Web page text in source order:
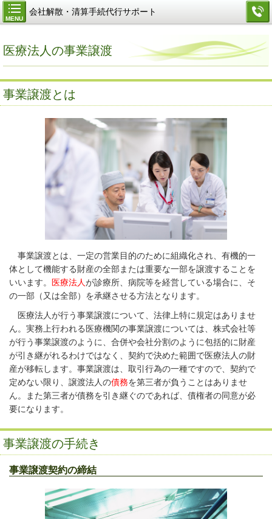
MENU
会社解散・清算手続代行サポート
医療法人の事業譲渡
事業譲渡とは
事業譲渡とは、一定の営業目的のために組織化され、有機的一
体として機能する財産の全部または重要な一部を譲渡することを
いいます。
医療法人が診療所、病院等を経営している場合に、そ
の一部（又は全部）を承継させる方法となります。
医療法人が行う事業譲渡について、法律上特に規定はありませ
ん。実務上行われる医療機関の事業譲渡については、株式会社等
が行う事業譲渡のように、合併や会社分割のように包括的に財産
が引き継がれるわけではなく、契約で決めた範囲で医療法人の財
産が移転します。事業譲渡は、取引行為の一種ですので、契約で
定めない限り、譲渡法人の債務を第三者が負うことはありませ
ん。また第三者が債務を引き継ぐのであれば、債権者の同意が必
要になります。
事業譲渡の手続き
事業譲渡契約の締結